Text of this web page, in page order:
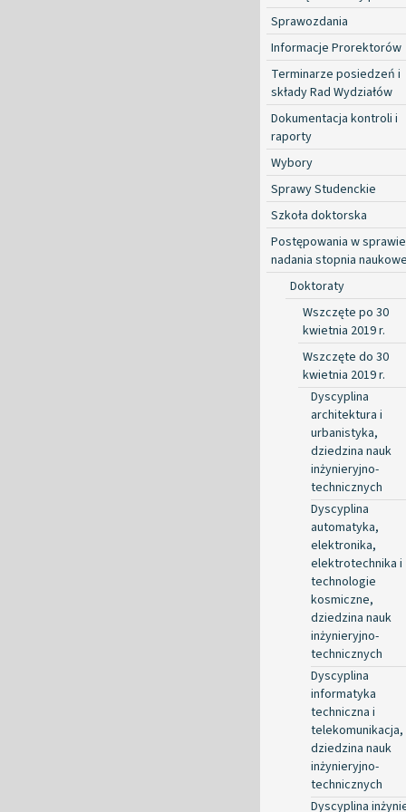
Sprawozdania
Informacje Prorektorów
Terminarze posiedzeń i
składy Rad Wydziałów
Dokumentacja kontroli i
raporty
Wybory
Sprawy Studenckie
Szkoła doktorska
Postępowania w sprawie
nadania stopnia
Doktoraty
Wszczęte po 30
kwietnia 2019 r.
Wszczęte do 30
kwietnia 2019 r.
Dyscyplina
architektura i
urbanistyka,
dziedzina nauk
inżynieryjno-
technicznych
Dyscyplina
automatyka,
elektronika,
elektrotechnika i
technologie
kosmiczne,
dziedzina nauk
inżynieryjno-
technicznych
Dyscyplina
informatyka
techniczna i
telekomunikacja,
dziedzina nauk
inżynieryjno-
technicznych
Dyscyplina